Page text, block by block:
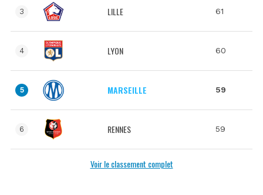
3 LILLE 61
4 LYON 60
5 MARSEILLE 59
6 RENNES 59
Voir le classement complet